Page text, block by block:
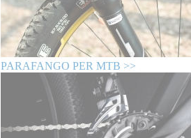
PARAFANGO PER MTB >>